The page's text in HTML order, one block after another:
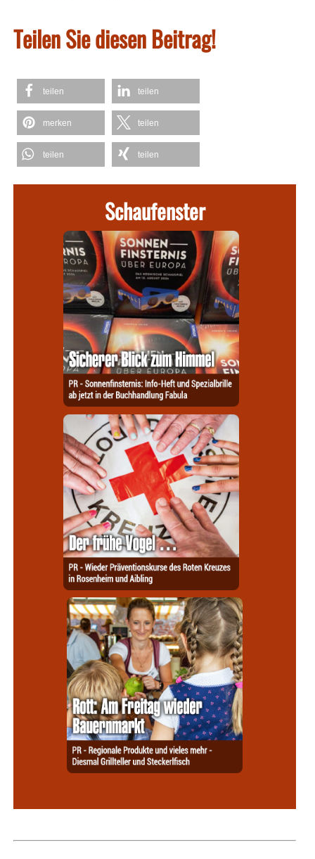
Teilen Sie diesen Beitrag!
teilen teilen
merken teilen
teilen teilen
Schaufenster